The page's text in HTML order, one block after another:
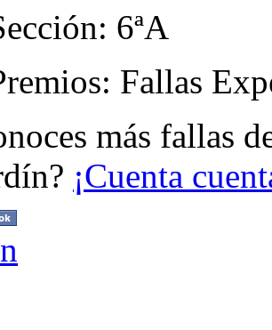
6ªA
Fallas
más fallas
¡Cuenta